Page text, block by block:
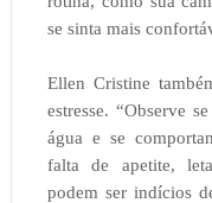
se sinta mais
Ellen Cristine
estresse. “Observe
água e se
falta de apetite,
podem ser indícios